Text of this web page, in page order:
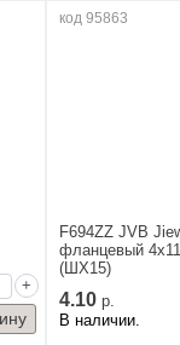
+
код 95863
F694ZZ JVB
фланцевый
(ШХ15)
4.10р.
В наличии.